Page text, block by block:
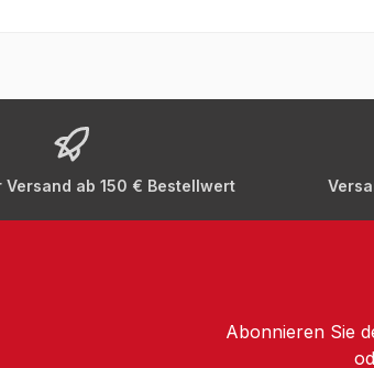
Versand ab 150 € Bestellwert
Abonnieren Sie